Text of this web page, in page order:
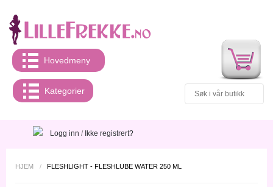
Hovedmeny
Kategorier
Logg inn / Ikke registrert?
HJEM / FLESHLIGHT - FLESHLUBE WATER 250 ML